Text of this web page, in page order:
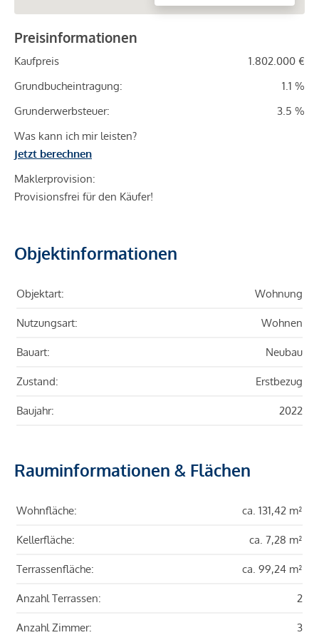
Preisinformationen
Kaufpreis
1.802.000 €
Grundbucheintragung:
1.1 %
Grunderwerbsteuer:
3.5 %
Was kann ich mir leisten?
Jetzt berechnen
Maklerprovision:
Provisionsfrei für den Käufer!
Objektinformationen
Objektart: Wohnung
Nutzungsart: Wohnen
Bauart: Neubau
Zustand: Erstbezug
Baujahr: 2022
Rauminformationen & Flächen
Wohnfläche: ca. 131,42 m²
Kellerfläche: ca. 7,28 m²
Terrassenfläche: ca. 99,24 m²
Anzahl Terrassen: 2
Anzahl Zimmer: 3